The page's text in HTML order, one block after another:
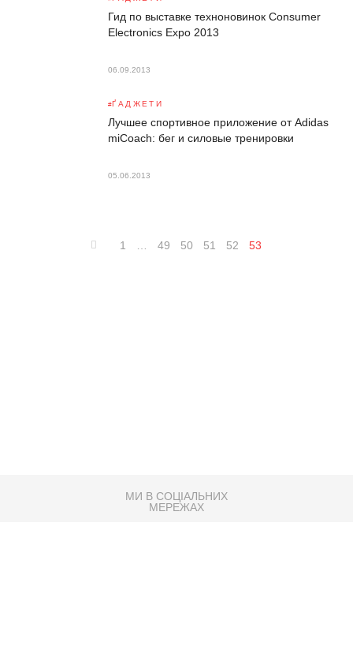
Гид по выставке техноновинок Consumer
Electronics Expo 2013
06.09.2013
ҐАДЖЕТИ
Лучшее спортивное приложение от Adidas
miCoach: бег и силовые тренировки
05.06.2013
1 49 50 51 52 53
МИ В СОЦІАЛЬНИХ
МЕРЕЖАХ